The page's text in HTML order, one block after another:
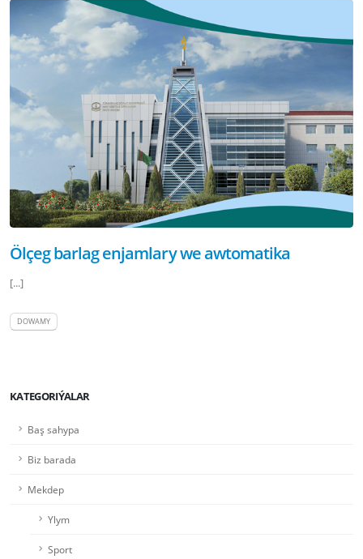
Ölçeg barlag enjamlary we awtomatika
[...]
DOWAMY
KATEGORIÝALAR
Baş sahypa
Biz barada
Mekdep
Ylym
Sport